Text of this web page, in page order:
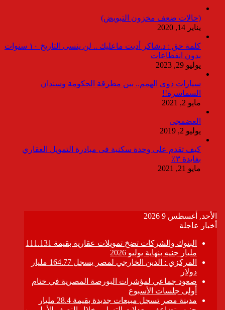
(حالات ضعف مخزون التبويض)
يناير 14, 2020
كلمة حق : د.شاكر أديت ماعليك .. لن ينسى التاريخ ١٠ سنوات
بدون انقطاعات
يوليو 29, 2023
سيارات ذوى الهمم.. بين مطرقة الحكومة وسندان
السماسرة!!
مايو 2, 2021
العضمجى
يوليو 2, 2019
كيف تقدم على وحدة سكنية فى مبادرة التمويل العقاري
بفايدة ٣٪
مايو 21, 2021